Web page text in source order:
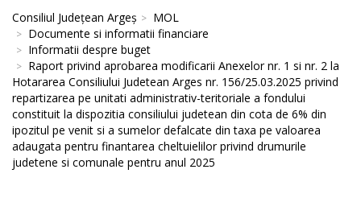
Consiliul Județean Argeș
MOL
Documente si informatii financiare
Informatii despre buget
Raport privind aprobarea modificarii Anexelor nr. 1 si nr. 2 la
Hotararea Consiliului Judetean Arges nr. 156/25.03.2025 privind
repartizarea pe unitati administrativ-teritoriale a fondului
constituit la dispozitia consiliului judetean din cota de 6% din
ipozitul pe venit si a sumelor defalcate din taxa pe valoarea
adaugata pentru finantarea cheltuielilor privind drumurile
judetene si comunale pentru anul 2025